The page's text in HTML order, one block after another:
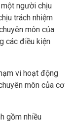
người chịu
trách nhiệm
môn của
các điều kiện
vi hoạt động
môn của cơ
gồm nhiều